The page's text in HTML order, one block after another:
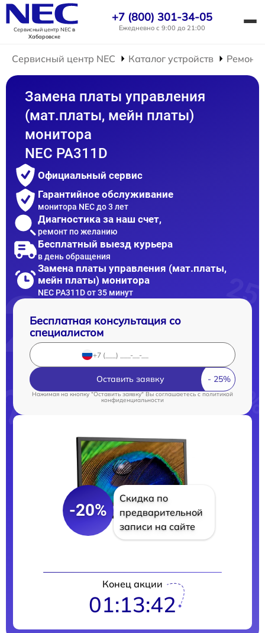
Сервисный центр NECв
Хабаровске
+7 (800) 301-34-05
Ежедневно с 9:00 до 21:00
Сервисный центр NEC Каталог устройств Ремонт
Замена платы управления
(мат.платы, мейн платы)
монитора
NEC PA311D
Официальный сервис
Гарантийное обслуживание
монитора NEC до 3 лет
Диагностика за наш счет,
ремонт по желанию
Бесплатный выезд курьера
в день обращения
Замена платы управления (мат.платы,
мейн платы) монитора
NEC PA311D от 35 минут
Бесплатная консультация со
специалистом
Оставить заявку
Нажимая на кнопку "Оставить заявку" Вы соглашаетесь cполитикой
конфиденциальности
-20%
Скидка по
предварительной
записи на сайте
Конец акции
01:13:41